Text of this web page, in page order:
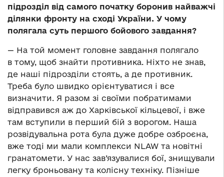
підрозділ від самого початку боронив найважчі
ділянки фронту на сході України. У чому
полягала суть першого бойового завдання?
— На той момент головне завдання полягало
в тому, щоб знайти противника. Ніхто не знав,
де наші підрозділи стоять, а де противник.
Треба було швидко орієнтуватися і все
визначити. Я разом зі своїми побратимами
відправився аж до Харківської кільцевої, і вже
там вступили в перший бій з ворогом. Наша
розвідувальна рота була дуже добре озброєна,
вже тоді ми мали комплекси NLAW та новітні
гранатомети. У нас зав’язувалися бої, знищували
легку броньовану та колісну техніку. Пізніше